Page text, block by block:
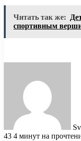
Читать так же:
спортивным
43 4 минут на